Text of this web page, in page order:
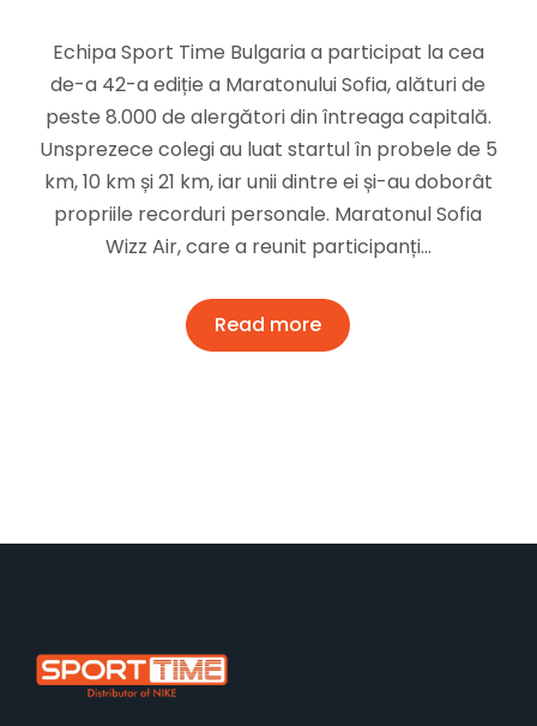
Echipa Sport Time Bulgaria a participat la cea
de-a 42-a ediție a Maratonului Sofia, alături de
peste 8.000 de alergători din întreaga capitală.
Unsprezece colegi au luat startul în probele de 5
km, 10 km și 21 km, iar unii dintre ei și-au doborât
propriile recorduri personale. Maratonul Sofia
Wizz Air, care a reunit participanți…
Read more